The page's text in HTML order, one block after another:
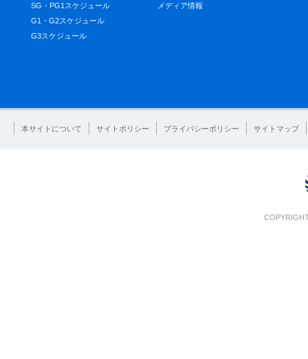
SG・PG1スケジュール
G1・G2スケジュール
G3スケジュール
メディア情報
本サイトについて サイトポリシー プライバシーポリシー サイトマップ